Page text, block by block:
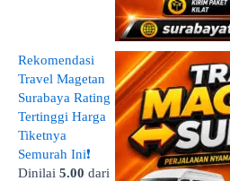
Rekomendasi
Travel Magetan
Surabaya Rating
Tertinggi Harga
Tiketnya
Semurah Ini❗
Dinilai 5.00 dari